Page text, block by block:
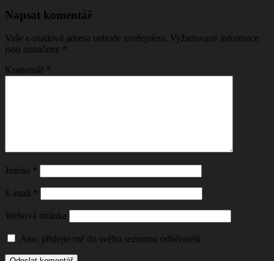
Napsat komentář
Vaše e-mailová adresa nebude zveřejněna. Vyžadované informace
jsou označeny *
Komentář *
Jméno *
E-mail *
Webová stránka
Ano, přidejte mě do svého seznamu odběratelů